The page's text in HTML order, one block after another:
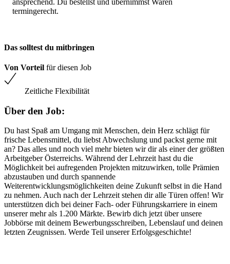
termingerecht.
Das solltest du mitbringen
Von Vorteil für diesen Job
Zeitliche Flexibilität
Über den Job:
Du hast Spaß am Umgang mit Menschen, dein Herz schlägt für
frische Lebensmittel, du liebst Abwechslung und packst gerne mit
an? Das alles und noch viel mehr bieten wir dir als einer der größten
Arbeitgeber Österreichs. Während der Lehrzeit hast du die
Möglichkeit bei aufregenden Projekten mitzuwirken, tolle Prämien
abzustauben und durch spannende
Weiterentwicklungsmöglichkeiten deine Zukunft selbst in die Hand
zu nehmen. Auch nach der Lehrzeit stehen dir alle Türen offen! Wir
unterstützen dich bei deiner Fach- oder Führungskarriere in einem
unserer mehr als 1.200 Märkte. Bewirb dich jetzt über unsere
Jobbörse mit deinem Bewerbungsschreiben, Lebenslauf und deinen
letzten Zeugnissen. Werde Teil unserer Erfolgsgeschichte!